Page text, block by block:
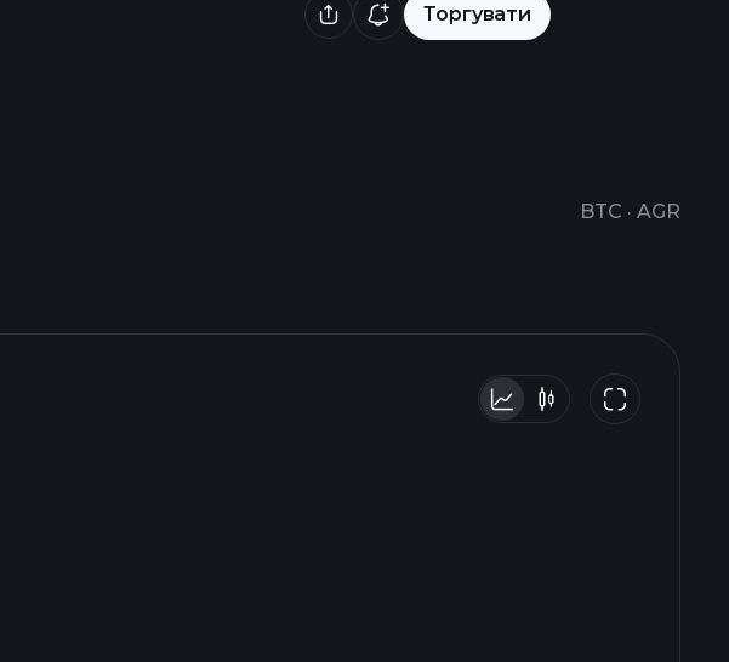
Торгувати
BTC · AGR